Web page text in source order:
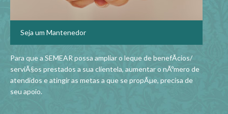
Seja um Mantenedor
Para que a SEMEAR possa ampliar o leque de benefÃ­cios/
serviÃ§os prestados a sua clientela, aumentar o nÃºmero de
atendidos e atingir as metas a que se propÃµe, precisa de
seu apoio.